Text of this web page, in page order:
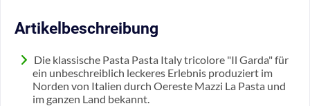
Artikelbeschreibung
Die klassische Pasta Pasta Italy tricolore "Il Garda" für
ein unbeschreiblich leckeres Erlebnis produziert im
Norden von Italien durch Oereste Mazzi La Pasta und
im ganzen Land bekannt.